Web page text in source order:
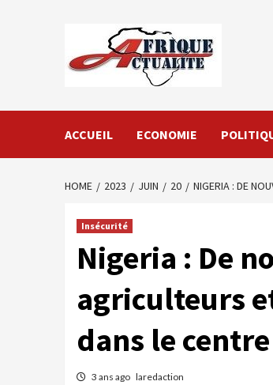
ACCUEIL ECONOMIE
HOME 2023 JUIN 20 NIGERIA : DE
Insécurité
Nigeria : De
agriculteurs
dans le
3 ans ago laredaction